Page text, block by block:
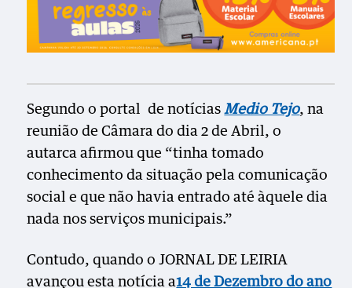
Segundo o portal de notíciasMedio Tejo, na
reunião de Câmara do dia 2 de Abril, o
autarca afirmou que “tinha tomado
conhecimento da situação pela comunicação
social e que não havia entrado até àquele dia
nada nos serviços municipais.”
Contudo, quando o JORNAL DE LEIRIA
avançou esta notícia a14 de Dezembro do ano